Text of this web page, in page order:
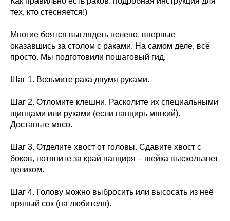
тех, кто стесняется!)
Многие боятся выглядеть нелепо, впервые
оказавшись за столом с раками. На самом деле, всё
просто. Мы подготовили пошаговый гид.
Шаг 1. Возьмите рака двумя руками.
Шаг 2. Отломите клешни. Расколите их специальными
щипцами или руками (если панцирь мягкий).
Достаньте мясо.
Шаг 3. Отделите хвост от головы. Сдавите хвост с
боков, потяните за край панциря – шейка выскользнет
целиком.
Шаг 4. Голову можно выбросить или высосать из неё
пряный сок (на любителя).